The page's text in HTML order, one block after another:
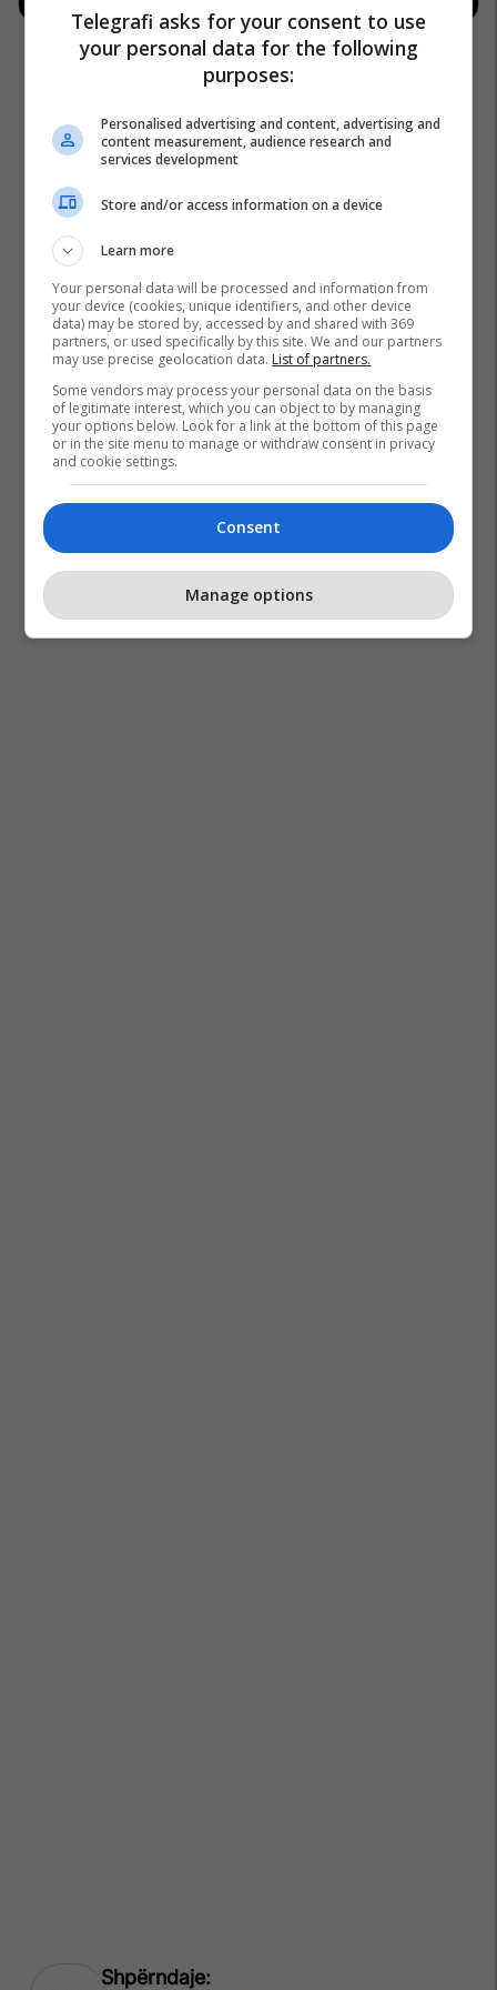
Telegrafi asks for your consent to use
your personal data for the following
purposes:
Personalised advertising and content, advertising and
content measurement, audience research and
services development
Store and/or access information on a device
Learn more
Your personal data will be processed and information from
your device (cookies, unique identifiers, and other device
data) may be stored by, accessed by and shared with 369
partners, or used specifically by this site. We and our partners
may use precise geolocation data. List of partners.
Some vendors may process your personal data on the basis
of legitimate interest, which you can object to by managing
your options below. Look for a link at the bottom of this page
or in the site menu to manage or withdraw consent in privacy
and cookie settings.
Consent
Manage options